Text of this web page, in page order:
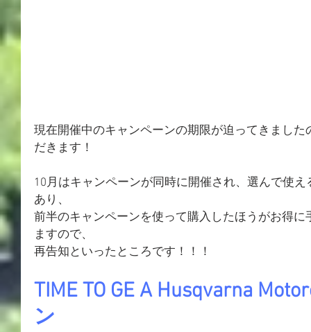
現在開催中のキャンペーンの期限が迫ってきまし
だきます！
10月はキャンペーンが同時に開催され、選んで使
あり、
前半のキャンペーンを使って購入したほうがお得
ますので、
再告知といったところです！！！
TIME TO GE A Husqvarna
ン